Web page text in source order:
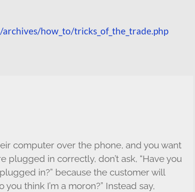
how_to/tricks_of_the_trade.php
computer over the phone, and you want
plugged in correctly, don’t ask, “Have you
in?” because the customer will
think I’m a moron?” Instead say,